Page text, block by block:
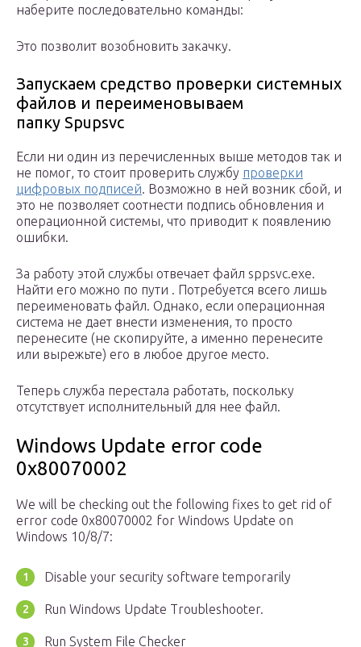
наберите последовательно команды:
Это позволит возобновить закачку.
Запускаем средство проверки системных
файлов и переименовываем
папку Spupsvc
Если ни один из перечисленных выше методов так и
не помог, то стоит проверить службу проверки
цифровых подписей. Возможно в ней возник сбой, и
это не позволяет соотнести подпись обновления и
операционной системы, что приводит к появлению
ошибки.
За работу этой службы отвечает файл sppsvc.exe.
Найти его можно по пути . Потребуется всего лишь
переименовать файл. Однако, если операционная
система не дает внести изменения, то просто
перенесите (не скопируйте, а именно перенесите
или вырежьте) его в любое другое место.
Теперь служба перестала работать, поскольку
отсутствует исполнительный для нее файл.
Windows Update error code
0x80070002
We will be checking out the following fixes to get rid of
error code 0x80070002 for Windows Update on
Windows 10/8/7:
Disable your security software temporarily
Run Windows Update Troubleshooter.
Run System File Checker